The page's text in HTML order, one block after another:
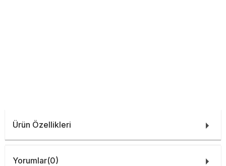
Ürün Özellikleri
Yorumlar(0)